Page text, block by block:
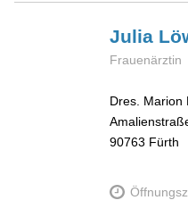
Julia
Frauenärztin
Dres. Marion
90763 Fürth